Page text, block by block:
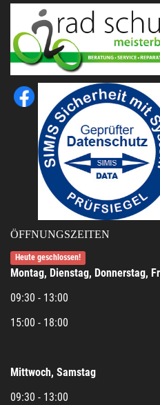
ÖFFNUNGSZEITEN
Heute geschlossen!
Montag, Dienstag, Donnerstag,
09:30 - 13:00
15:00 - 18:00
Mittwoch, Samstag
09:30 - 13:00